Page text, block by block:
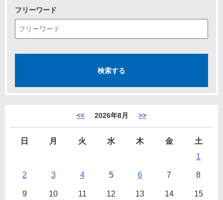
フリーワード
<< 2026年8月 >>
日 月 火 水 木 金
土
1
2 3 4 5 6 7 8
9 10 11 12 13 14 15